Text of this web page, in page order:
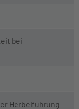
bei
Herbeiführung